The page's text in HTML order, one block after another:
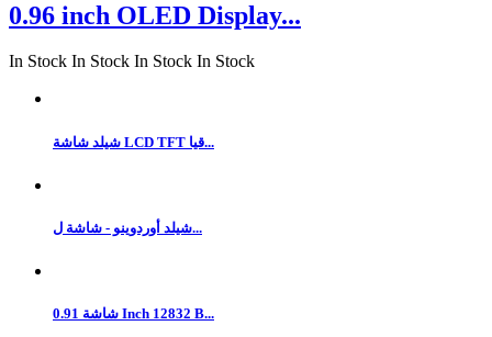
0.96 inch OLED Display...
In Stock In Stock In Stock In Stock
شيلد شاشة LCD TFT قيا...
شيلد أوردوينو - شاشة ل...
شاشة 0.91 Inch 12832 B...